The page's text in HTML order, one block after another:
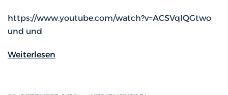
https://www.youtube.com/watch?v=ACSVqlQGtwo
und und
Weiterlesen